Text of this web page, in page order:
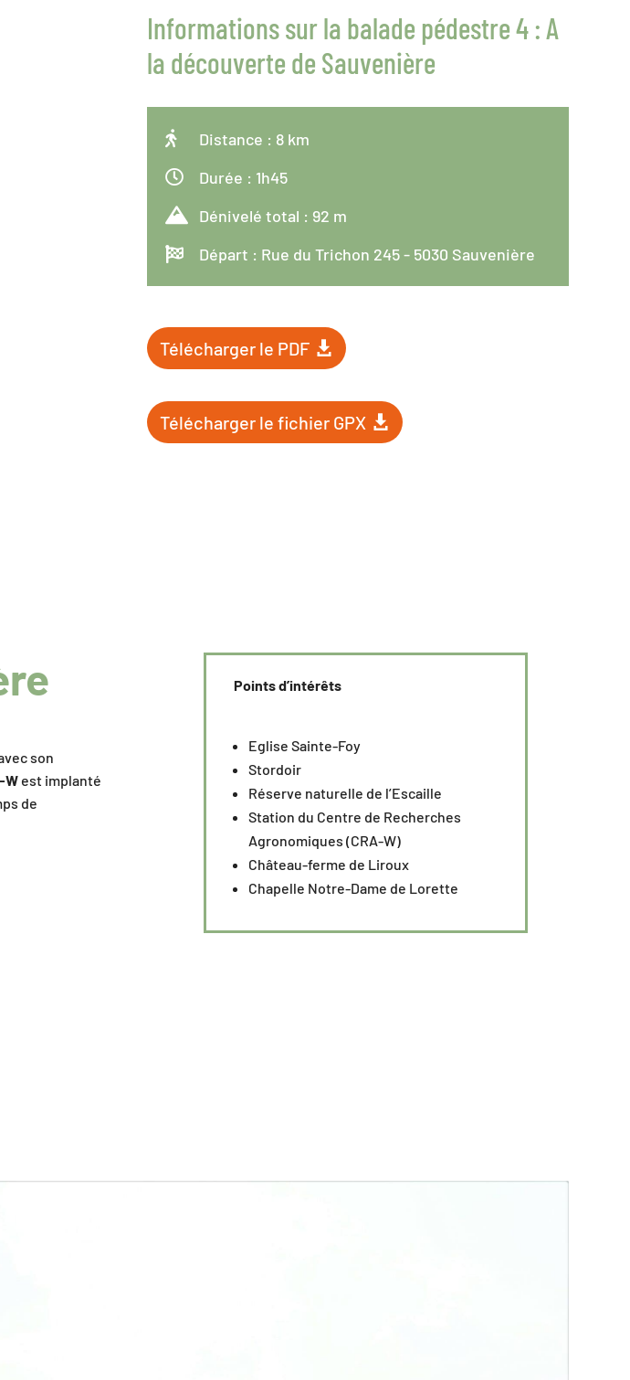
Informations sur la balade pédestre 4 : A
la découverte de Sauvenière
 Distance : 8 km
 Durée : 1h45
 Dénivelé total : 92 m
 Départ : Rue du Trichon 245 - 5030 Sauvenière
Télécharger le PDF
Télécharger le fichier GPX
son
W est implanté
de
Points d’intérêts
Eglise Sainte-Foy
Stordoir
Réserve naturelle de l’Escaille
Station du Centre de Recherches
Agronomiques (CRA-W)
Château-ferme de Liroux
Chapelle Notre-Dame de Lorette